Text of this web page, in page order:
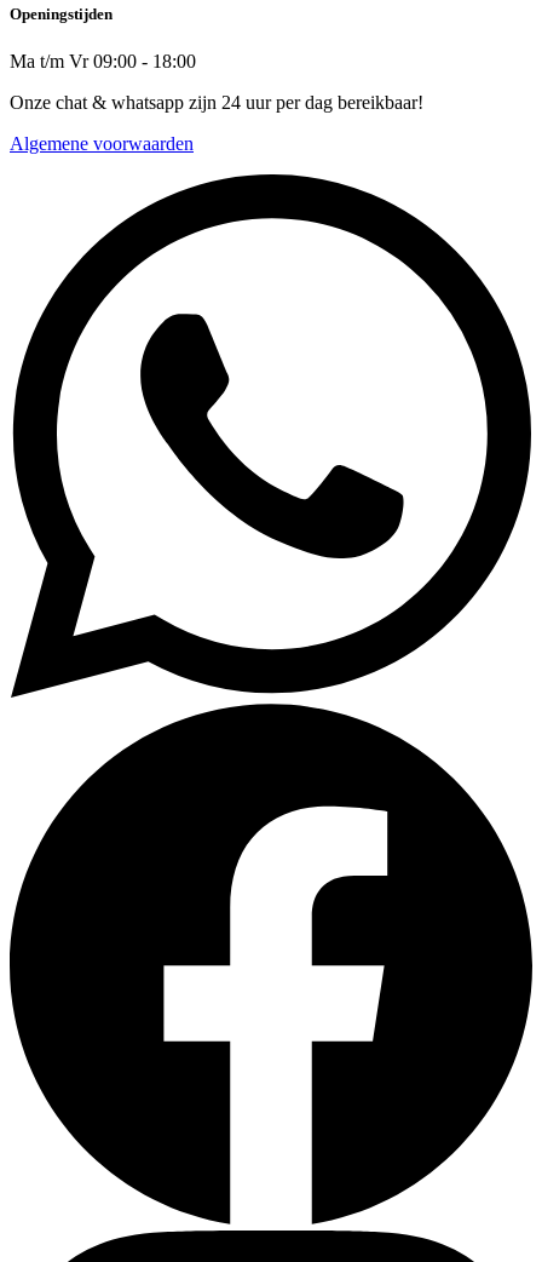
Openingstijden
Ma t/m Vr 09:00 - 18:00
Onze chat & whatsapp zijn 24 uur per dag bereikbaar!
Algemene voorwaarden